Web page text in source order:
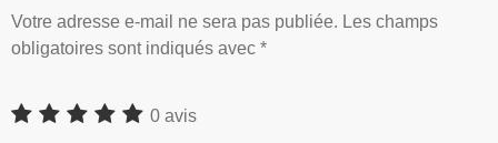
Votre adresse e-mail ne sera pas publiée. Les champs
obligatoires sont indiqués avec *
0 avis